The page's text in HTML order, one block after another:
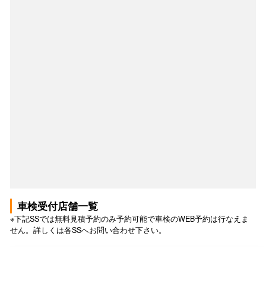
車検受付店舗一覧
※下記SSでは無料見積予約のみ予約可能で車検のWEB予約は行なえま
せん。詳しくは各SSへお問い合わせ下さい。